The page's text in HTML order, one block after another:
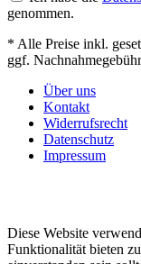
genommen.
* Alle Preise inkl.
ggf.
Über uns
Kontakt
Widerrufsrecht
Datenschutz
Impressum
Diese Website
Funktionalität bieten